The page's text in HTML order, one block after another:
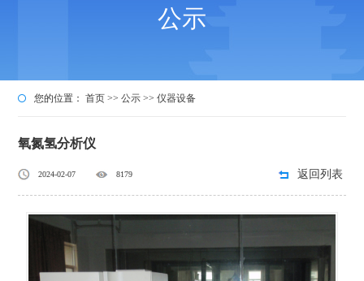
公示
您的位置： 首页>>公示>>仪器设备
氧氮氢分析仪
2024-02-07 8179 返回列表